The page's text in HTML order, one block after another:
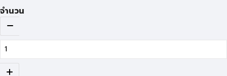
จำนวน